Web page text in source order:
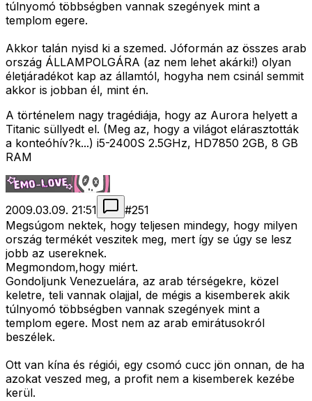
túlnyomó többségben vannak szegények mint a
templom egere.
Akkor talán nyisd ki a szemed. Jóformán az összes arab
ország ÁLLAMPOLGÁRA (az nem lehet akárki!) olyan
életjáradékot kap az államtól, hogyha nem csinál semmit
akkor is jobban él, mint én.
A történelem nagy tragédiája, hogy az Aurora helyett a
Titanic süllyedt el. (Meg az, hogy a világot elárasztották
a konteóhív?k...) i5-2400S 2.5GHz, HD7850 2GB, 8 GB
RAM
2009.03.09. 21:51 #251
Megsúgom nektek, hogy teljesen mindegy, hogy milyen
ország termékét veszitek meg, mert így se úgy se lesz
jobb az usereknek.
Megmondom,hogy miért.
Gondoljunk Venezuelára, az arab térségekre, közel
keletre, teli vannak olajjal, de mégis a kisemberek akik
túlnyomó többségben vannak szegények mint a
templom egere. Most nem az arab emirátusokról
beszélek.
Ott van kína és régiói, egy csomó cucc jön onnan, de ha
azokat veszed meg, a profit nem a kisemberek kezébe
kerül.